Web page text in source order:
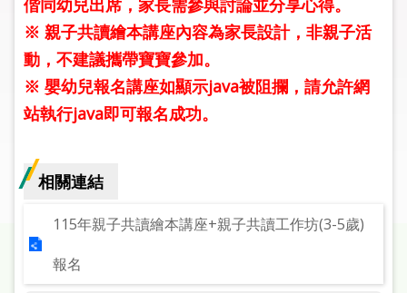
市
圖
線
上
問
偕同幼兒出席，家長需參與討論並分享心得。
※ 親子共讀繪本講座內容為家長設計，非親子活
動，不建議攜帶寶寶參加。
※ 嬰幼兒報名講座如顯示java被阻攔，請允許網
站執行java即可報名成功。
相關連結
115年親子共讀繪本講座+親子共讀工作坊(3-5歲)
報名